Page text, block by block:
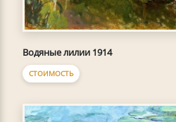
Водяные лилии 1914
СТОИМОСТЬ